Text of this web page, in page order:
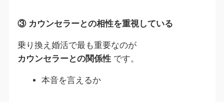
③ カウンセラーとの相性を重視している
乗り換え婚活で最も重要なのが
カウンセラーとの関係性 です。
本音を言えるか